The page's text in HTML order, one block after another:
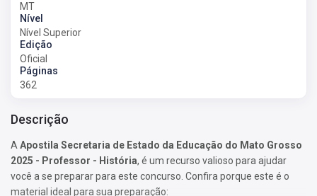
MT
Nível
Nível Superior
Edição
Oficial
Páginas
362
Descrição
A Apostila Secretaria de Estado da Educação do Mato Grosso
2025 - Professor - História, é um recurso valioso para ajudar
você a se preparar para este concurso. Confira porque este é o
material ideal para sua preparação: